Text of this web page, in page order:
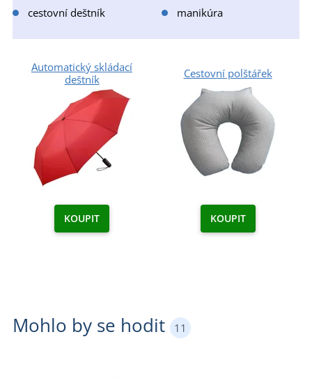
cestovní deštník
manikúra
Automatický skládací
deštník
Cestovní polštářek
KOUPIT KOUPIT
Mohlo by se hodit 11